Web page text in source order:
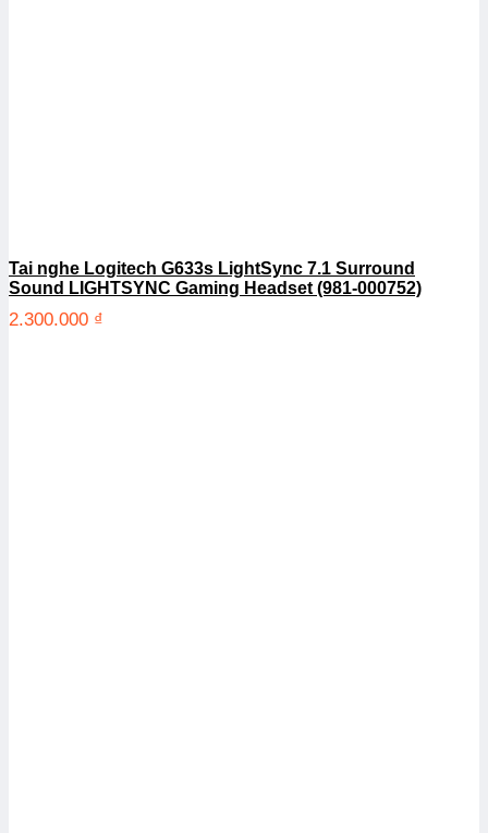
Tai nghe Logitech G633s LightSync 7.1 Surround
Sound LIGHTSYNC Gaming Headset (981-000752)
2.300.000 ₫